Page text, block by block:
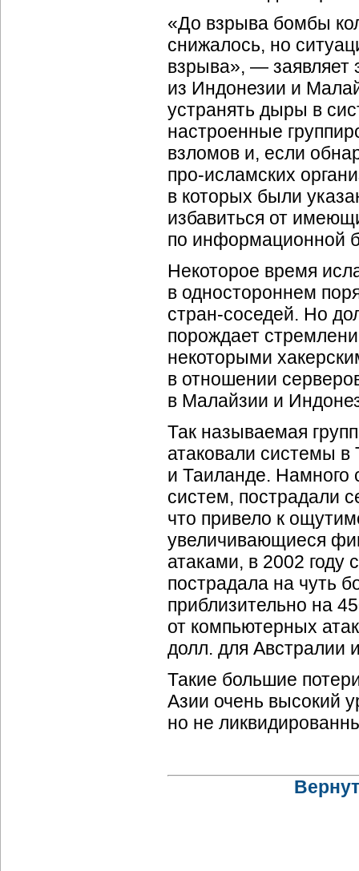
«До взрыва бомбы
снижалось, но
взрыва», — заявляет
из Индонезии и
устранять дыры в
настроенные
взломов и, если
про-исламских
в которых были
избавиться от
по информационной
Некоторое время
в одностороннем
стран-соседей. Но
порождает
некоторыми
в отношении
в Малайзии и
Так называемая
атаковали системы
и Таиланде.
систем, пострадали
что привело к
увеличивающиеся
атаками, в 2002 году
пострадала на чуть
приблизительно на
от компьютерных
долл. для Австралии
Такие большие
Азии очень высокий
но не